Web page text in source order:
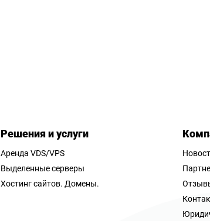
Решения и услуги
Аренда VDS/VPS
Выделенные серверы
Хостинг сайтов. Домены.